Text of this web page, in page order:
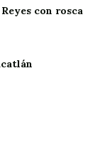
con rosca